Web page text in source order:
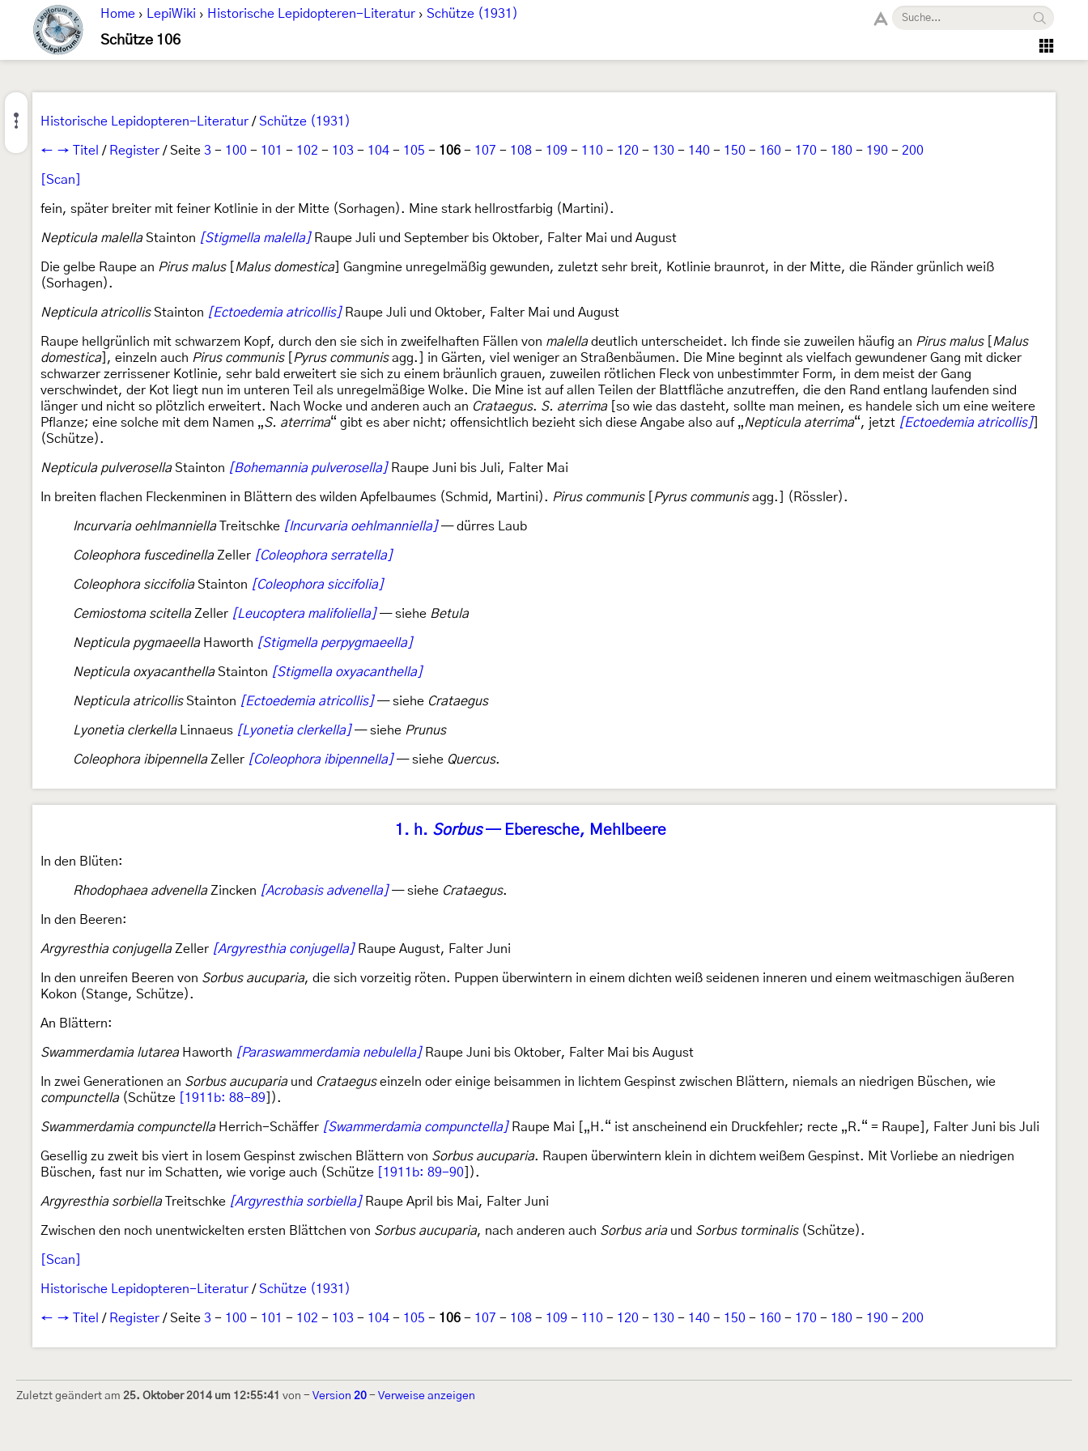
Home › LepiWiki › Historische Lepidopteren-Literatur › Schütze (1931)
Schütze 106
Historische Lepidopteren-Literatur / Schütze (1931)
← → Titel / Register / Seite 3 - 100 - 101 - 102 - 103 - 104 - 105 - 106 - 107 - 108 - 109 - 110 - 120 - 130 - 140 - 150 - 160 - 170 - 180 - 190 - 200
[Scan]
fein, später breiter mit feiner Kotlinie in der Mitte (Sorhagen). Mine stark hellrostfarbig (Martini).
Nepticula malellaStainton [Stigmella malella]Raupe Juli und September bis Oktober, Falter Mai und August
Die gelbe Raupe an Pirus malus[ Malus domestica] Gangmine unregelmäßig gewunden, zuletzt sehr breit, Kotlinie braunrot, in der Mitte, die Ränder grünlich weiß
(Sorhagen).
Nepticula atricollisStainton [Ectoedemia atricollis]Raupe Juli und Oktober, Falter Mai und August
Raupe hellgrünlich mit schwarzem Kopf, durch den sie sich in zweifelhaften Fällen von malelladeutlich unterscheidet. Ich finde sie zuweilen häufig an Pirus malus[
Malus
domestica], einzeln auch Pirus communis[ Pyrus communisagg.] in Gärten, viel weniger an Straßenbäumen. Die Mine beginnt als vielfach gewundener Gang mit dicker
schwarzer zerrissener Kotlinie, sehr bald erweitert sie sich zu einem bräunlich grauen, zuweilen rötlichen Fleck von unbestimmter Form, in dem meist der Gang
verschwindet, der Kot liegt nun im unteren Teil als unregelmäßige Wolke. Die Mine ist auf allen Teilen der Blattfläche anzutreffen, die den Rand entlang laufenden sind
länger und nicht so plötzlich erweitert. Nach Wocke und anderen auch an Crataegus. S. aterrima[so wie das dasteht, sollte man meinen, es handele sich um eine weitere
Pflanze; eine solche mit dem Namen „S. aterrima“ gibt es aber nicht; offensichtlich bezieht sich diese Angabe also auf „Nepticula aterrima“, jetzt [Ectoedemia atricollis]]
(Schütze).
Nepticula pulverosellaStainton [Bohemannia pulverosella]Raupe Juni bis Juli, Falter Mai
In breiten flachen Fleckenminen in Blättern des wilden Apfelbaumes (Schmid, Martini). Pirus communis[ Pyrus communisagg.] (Rössler).
Incurvaria oehlmanniellaTreitschke [Incurvaria oehlmanniella]— dürres Laub
Coleophora fuscedinellaZeller [Coleophora serratella]
Coleophora siccifoliaStainton [Coleophora siccifolia]
Cemiostoma scitellaZeller [Leucoptera malifoliella]— siehe Betula
Nepticula pygmaeellaHaworth [Stigmella perpygmaeella]
Nepticula oxyacanthellaStainton [Stigmella oxyacanthella]
Nepticula atricollisStainton [Ectoedemia atricollis]— siehe Crataegus
Lyonetia clerkellaLinnaeus [Lyonetia clerkella]— siehe Prunus
Coleophora ibipennellaZeller [Coleophora ibipennella]— siehe Quercus.
1. h. Sorbus— Eberesche, Mehlbeere
In den Blüten:
Rhodophaea advenellaZincken [Acrobasis advenella]— siehe Crataegus.
In den Beeren:
Argyresthia conjugellaZeller [Argyresthia conjugella]Raupe August, Falter Juni
In den unreifen Beeren von Sorbus aucuparia, die sich vorzeitig röten. Puppen überwintern in einem dichten weiß seidenen inneren und einem weitmaschigen äußeren
Kokon (Stange, Schütze).
An Blättern:
Swammerdamia lutareaHaworth [Paraswammerdamia nebulella]Raupe Juni bis Oktober, Falter Mai bis August
In zwei Generationen an Sorbus aucupariaund Crataeguseinzeln oder einige beisammen in lichtem Gespinst zwischen Blättern, niemals an niedrigen Büschen, wie
compunctella(Schütze [1911b: 88-89 ]).
Swammerdamia compunctellaHerrich-Schäffer [Swammerdamia compunctella]Raupe Mai [„H.“ ist anscheinend ein Druckfehler; recte „R.“ = Raupe], Falter Juni bis Juli
Gesellig zu zweit bis viert in losem Gespinst zwischen Blättern von Sorbus aucuparia. Raupen überwintern klein in dichtem weißem Gespinst. Mit Vorliebe an niedrigen
Büschen, fast nur im Schatten, wie vorige auch (Schütze
[1911b: 89-90 ]).
Argyresthia sorbiellaTreitschke [Argyresthia sorbiella]Raupe April bis Mai, Falter Juni
Zwischen den noch unentwickelten ersten Blättchen von Sorbus aucuparia, nach anderen auch Sorbus ariaund Sorbus torminalis(Schütze).
[Scan]
Historische Lepidopteren-Literatur / Schütze (1931)
← → Titel / Register / Seite 3 - 100 - 101 - 102 - 103 - 104 - 105 - 106 - 107 - 108 - 109 - 110 - 120 - 130 - 140 - 150 - 160 - 170 - 180 - 190 - 200
Zuletzt geändert am 25. Oktober 2014 um 12:55:41 von - Version 20 - Verweise anzeigen